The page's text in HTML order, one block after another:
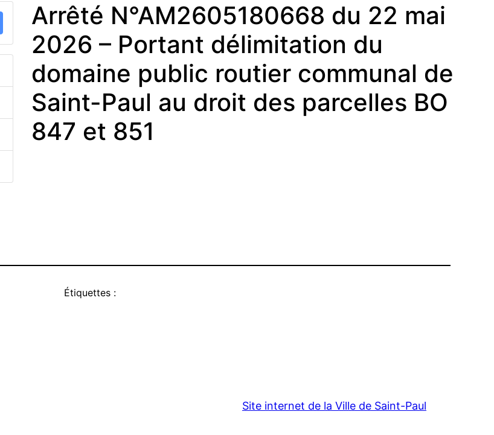
Arrêté N°AM2605180668 du 22 mai
2026 – Portant délimitation du
domaine public routier communal de
Saint-Paul au droit des parcelles BO
847 et 851
Étiquettes :
Site internet de la Ville de Saint-Paul